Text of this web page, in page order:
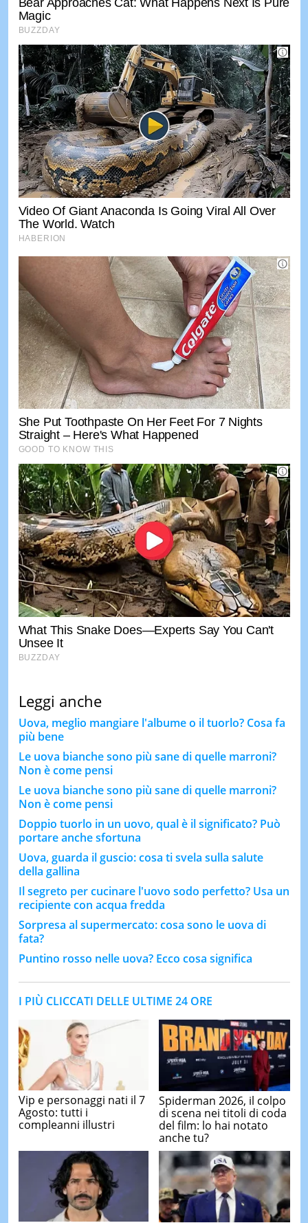
Leggi anche
Uova, meglio mangiare l'albume o il tuorlo? Cosa fa
più bene
Le uova bianche sono più sane di quelle marroni?
Non è come pensi
Le uova bianche sono più sane di quelle marroni?
Non è come pensi
Doppio tuorlo in un uovo, qual è il significato? Può
portare anche sfortuna
Uova, guarda il guscio: cosa ti svela sulla salute
della gallina
Il segreto per cucinare l'uovo sodo perfetto? Usa un
recipiente con acqua fredda
Sorpresa al supermercato: cosa sono le uova di
fata?
Puntino rosso nelle uova? Ecco cosa significa
I PIÙ CLICCATI DELLE ULTIME 24 ORE
Vip e personaggi nati il 7
Agosto: tutti i
compleanni illustri
Spiderman 2026, il colpo
di scena nei titoli di coda
del film: lo hai notato
anche tu?